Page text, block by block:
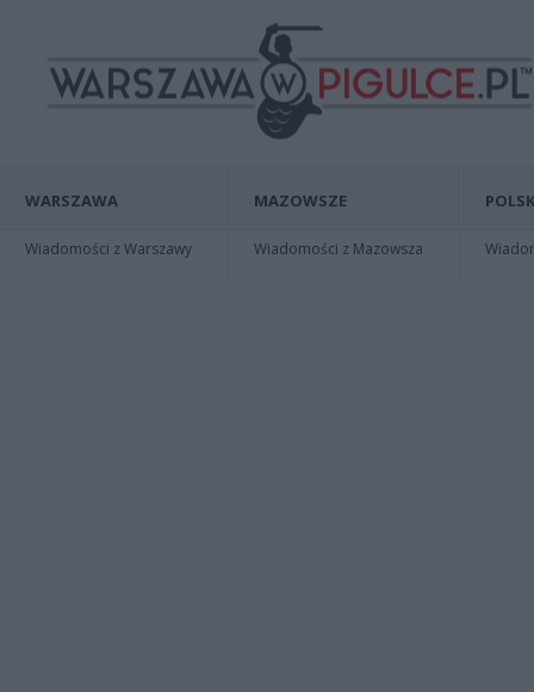
WARSZAWA
Wiadomości z Warszawy
MAZOWSZE
Wiadomości z Mazowsza